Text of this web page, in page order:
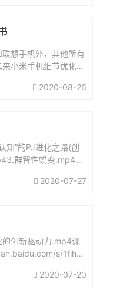
想手机外，其他所有
小米手机细节优化不
2020-08-26
知”的PJ进化之路(创
群智性蜕变.mp44.
2020-07-27
创新驱动力.mp4课
s/1flhE
2020-07-20